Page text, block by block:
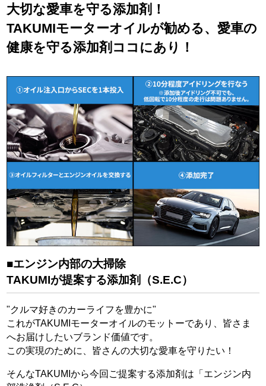
大切な愛車を守る添加剤！
TAKUMIモーターオイルが勧める、愛車の
健康を守る添加剤ココにあり！
■エンジン内部の大掃除
TAKUMIが提案する添加剤（S.E.C）
"クルマ好きのカーライフを豊かに"
これがTAKUMIモーターオイルのモットーであり、皆さま
へお届けしたいブランド価値です。
この実現のために、皆さんの大切な愛車を守りたい！
そんなTAKUMIから今回ご提案する添加剤は「エンジン内